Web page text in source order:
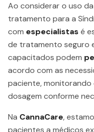
Ao considerar o uso
tratamento para a
com especialistas é
de tratamento seguro
capacitados podem
acordo com as
paciente,
dosagem conforme
Na CannaCare,
pacientes a médicos